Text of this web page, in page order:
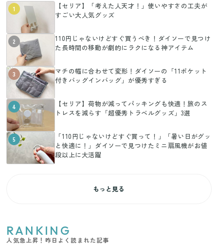
1
【セリア】「考えた人天才！」使いやすさの工夫が
すごい大人気グッズ
2
110円じゃないけどすぐ買うべき！ダイソーで見つけ
た長時間の移動が劇的にラクになる神アイテム
3
マチの幅に合わせて変形！ダイソーの「11ポケット
付きバッグインバッグ」が優秀すぎる
4
【セリア】荷物が減ってパッキングも快適！旅のス
トレスを減らす「超優秀トラベルグッズ」3選
5
「110円じゃないけどすぐ買って！」「暑い日がグッ
と快適に！」ダイソーで見つけたミニ扇風機がお値
段以上に大活躍
もっと見る
RANKING
人気急上昇！昨日よく読まれた記事